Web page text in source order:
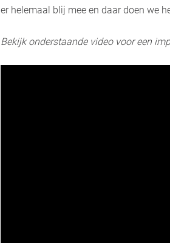
er helemaal blij mee en daar doen we
Bekijk onderstaande video voor een